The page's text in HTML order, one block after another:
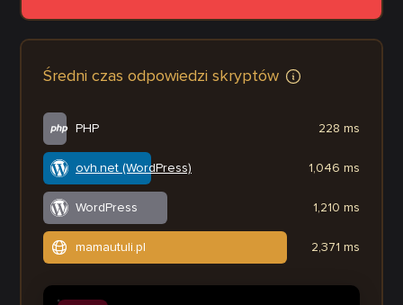
Średni czas odpowiedzi skryptów
PHP
ovh.net (WordPress)
WordPress
mamautuli.pl
228 ms
1,046 ms
1,210 ms
2,371 ms